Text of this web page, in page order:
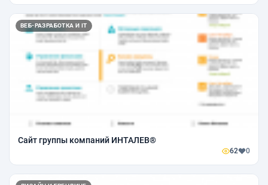
ВЕБ-РАЗРАБОТКА И IT
Сайт группы компаний ИНТАЛЕВ®
62 0